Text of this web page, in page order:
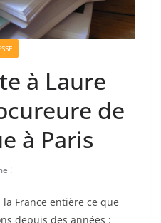
à Laure
de
à Paris
!
la France entière ce que
depuis des années :